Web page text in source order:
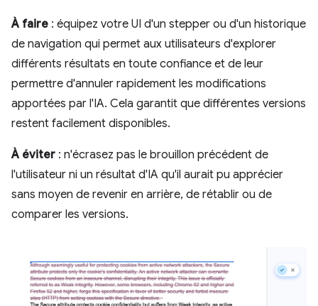
À faire : équipez votre UI d'un stepper ou d'un historique
de navigation qui permet aux utilisateurs d'explorer
différents résultats en toute confiance et de leur
permettre d'annuler rapidement les modifications
apportées par l'IA. Cela garantit que différentes versions
restent facilement disponibles.
À éviter : n'écrasez pas le brouillon précédent de
l'utilisateur ni un résultat d'IA qu'il aurait pu apprécier
sans moyen de revenir en arrière, de rétablir ou de
comparer les versions.